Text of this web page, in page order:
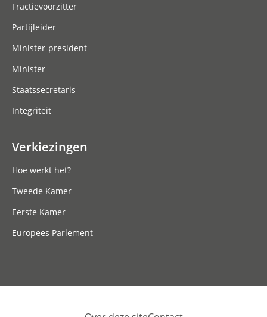
Fractievoorzitter
Partijleider
Minister-president
Minister
Staatssecretaris
Integriteit
Verkiezingen
Hoe werkt het?
Tweede Kamer
Eerste Kamer
Europees Parlement